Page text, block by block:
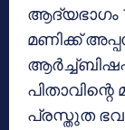
ആദ്യഭാഗം
മണിക്ക്
പ്രസ്തുത